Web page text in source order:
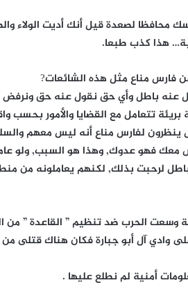
محافظا لصعدة قيل أنك أديت الولاء
هذا كذب طبعا.
فارس مناع مثل هذه الشائعات?
عنه باطل وأي حق نقول عنه حق ونرفض
تتعامل مع القضايا والأمور بحسب
لفارس مناع أنه ليس معهم
فهو عدوك, وهذا هو السبب, ولو
لرحبت بذلك, لكنهم يعاملونه من
وسعت الحرب ضد تنظيم ” القاعدة ”
وادي آل أبو جبارة فكان هناك قتلى
أمنية لم نطلع عليها .